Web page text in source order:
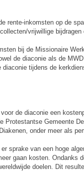
rente-inkomsten op de
vrijwillige
bij de Missionaire
de diaconie als de
diaconie tijdens de
voor de diaconie een
Protestantse Gemeente
onder meer als
er sprake van een hoge
gaan kosten. Ondanks
doelen. Dit